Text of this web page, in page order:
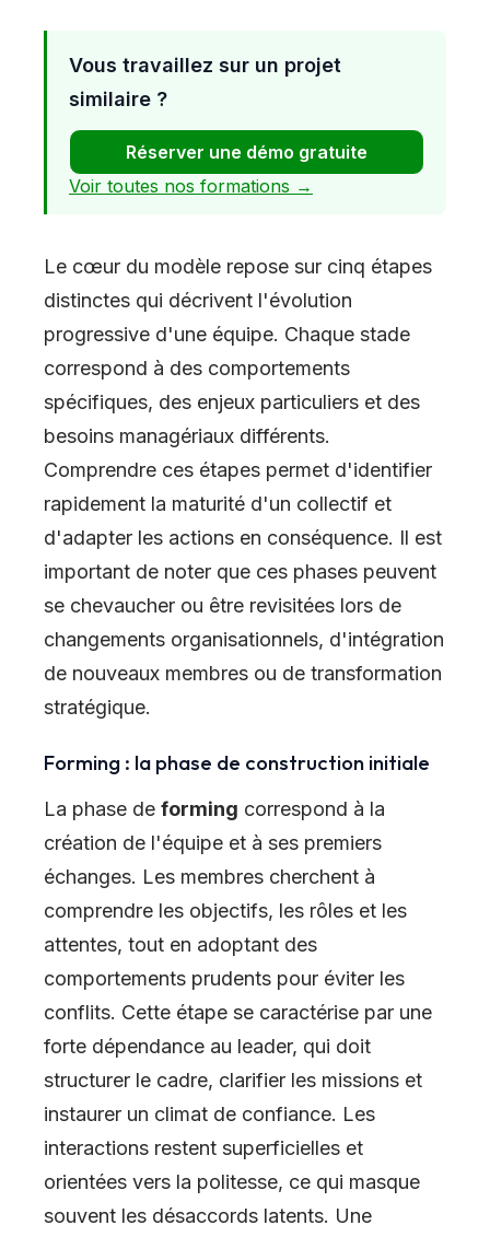
Vous travaillez sur un projet
similaire ?
Réserver une démo gratuite
Voir toutes nos formations →
Le cœur du modèle repose sur cinq étapes
distinctes qui décrivent l'évolution
progressive d'une équipe. Chaque stade
correspond à des comportements
spécifiques, des enjeux particuliers et des
besoins managériaux différents.
Comprendre ces étapes permet d'identifier
rapidement la maturité d'un collectif et
d'adapter les actions en conséquence. Il est
important de noter que ces phases peuvent
se chevaucher ou être revisitées lors de
changements organisationnels, d'intégration
de nouveaux membres ou de transformation
stratégique.
Forming : la phase de construction initiale
La phase de forming correspond à la
création de l'équipe et à ses premiers
échanges. Les membres cherchent à
comprendre les objectifs, les rôles et les
attentes, tout en adoptant des
comportements prudents pour éviter les
conflits. Cette étape se caractérise par une
forte dépendance au leader, qui doit
structurer le cadre, clarifier les missions et
instaurer un climat de confiance. Les
interactions restent superficielles et
orientées vers la politesse, ce qui masque
souvent les désaccords latents. Une